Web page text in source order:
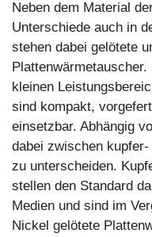
Neben dem Material
Unterschiede auch in
stehen dabei gelötete
kleinen
sind kompakt,
einsetzbar. Abhängig
dabei zwischen
zu unterscheiden.
stellen den Standard
Medien und sind im
Nickel gelötete